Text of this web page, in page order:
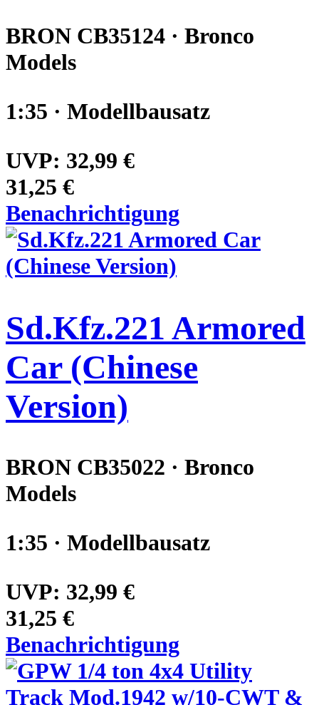
BRON CB35124 · Bronco
Models
1:35 · Modellbausatz
UVP: 32,99 €
31,25 €
Benachrichtigung
Sd.Kfz.221 Armored
Car (Chinese
Version)
BRON CB35022 · Bronco
Models
1:35 · Modellbausatz
UVP: 32,99 €
31,25 €
Benachrichtigung